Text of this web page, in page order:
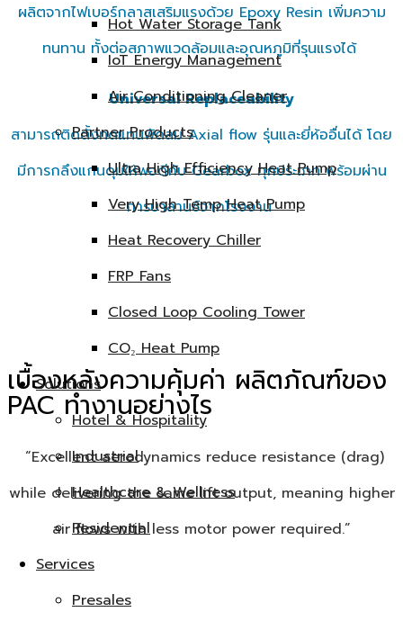
Hot Water Storage Tank
IoT Energy Management
Air Conditioning Cleaner
Partner Products
Ultra High Efficiency Heat Pump
Very High Temp Heat Pump
Heat Recovery Chiller
FRP Fans
Closed Loop Cooling Tower
CO₂ Heat Pump
Solutions
Hotel & Hospitality
Industrial
Healthcare & Wellness
Residential
Services
Presales
ผลิตจากไฟเบอร์กลาสเสริมแรงด้วย Epoxy Resin เพิ่มความ
ทนทาน ทั้งต่อสภาพแวดล้อมและอุณหภูมิที่รุนแรงได้
Universal Replaceability
สามารถติดตั้งทดแทนพัดลม Axial flow รุ่นและยี่ห้ออื่นได้ โดย
มีการกลึงแกนดุมให้พอดีกับ Gearbox ทุกประเภท พร้อมผ่าน
การบาลานซ์จากโรงงาน
เบื้องหลังความคุ้มค่า ผลิตภัณฑ์ของ
PAC ทำงานอย่างไร
“Excellent aerodynamics reduce resistance (drag)
while delivering the same lift output, meaning higher
air flows with less motor power required.”